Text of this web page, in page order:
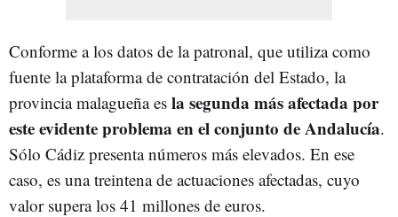
Conforme a los datos de la patronal, que utiliza como
fuente la plataforma de contratación del Estado, la
provincia malagueña es la segunda más afectada por
este evidente problema en el conjunto de Andalucía.
Sólo Cádiz presenta números más elevados. En ese
caso, es una treintena de actuaciones afectadas, cuyo
valor supera los 41 millones de euros.